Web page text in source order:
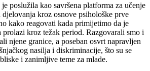
poslužila kao savršena platforma za učenje
kroz osnove psihološke prve
kako reagovati kada primijetimo da je
prolazi kroz težak period. Razgovarali smo i
njene granice, a poseban osvrt napravljen
nasilja i diskriminacije, što su se
i zanimljive teme za mlade.